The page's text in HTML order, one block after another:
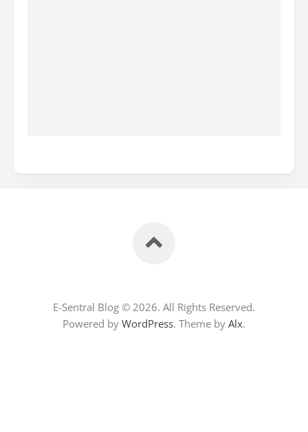
E-Sentral Blog © 2026. All Rights Reserved.
Powered by WordPress. Theme by Alx.